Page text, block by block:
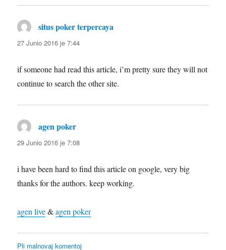
situs poker terpercaya
27 Junio 2016 je 7:44
if someone had read this article, i’m pretty sure they will not
continue to search the other site.
agen poker
29 Junio 2016 je 7:08
i have been hard to find this article on google, very big
thanks for the authors. keep working.
agen live&agen poker
Pli malnovaj komentoj